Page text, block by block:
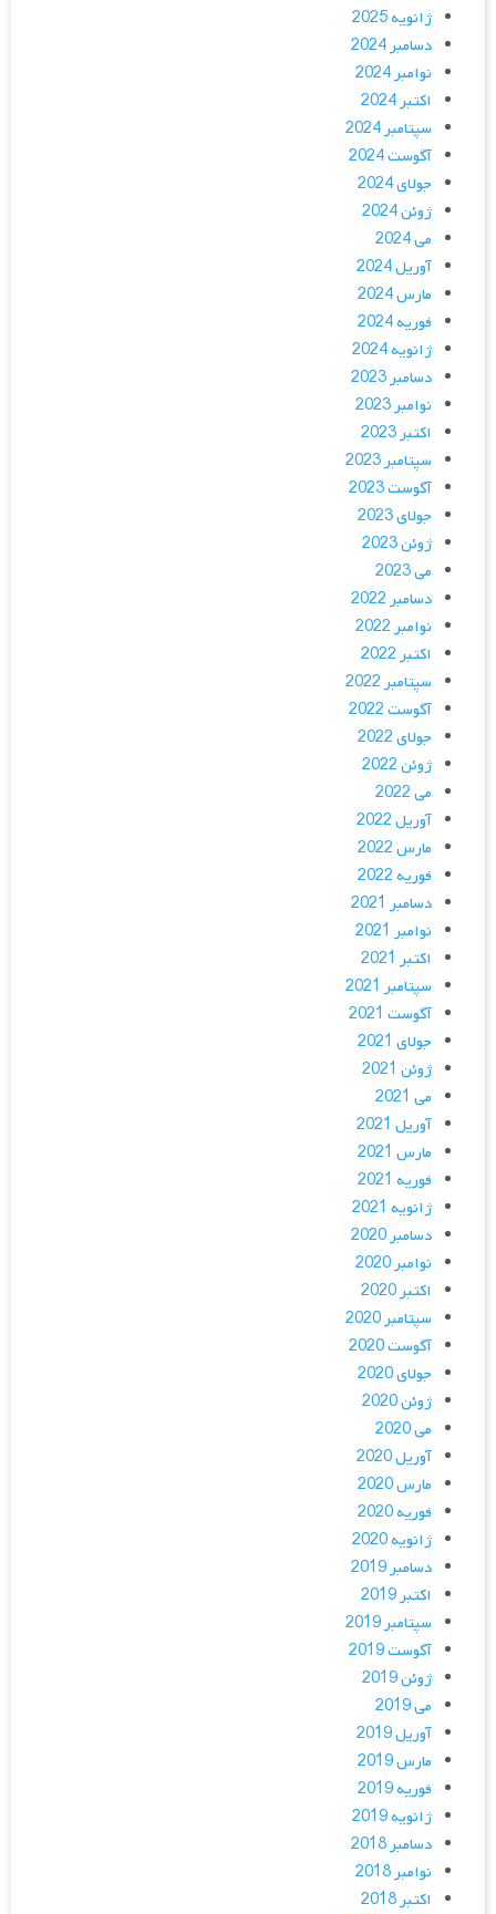
ژانویه 2025
دسامبر 2024
نوامبر 2024
اکتبر 2024
سپتامبر 2024
آگوست 2024
جولای 2024
ژوئن 2024
می 2024
آوریل 2024
مارس 2024
فوریه 2024
ژانویه 2024
دسامبر 2023
نوامبر 2023
اکتبر 2023
سپتامبر 2023
آگوست 2023
جولای 2023
ژوئن 2023
می 2023
دسامبر 2022
نوامبر 2022
اکتبر 2022
سپتامبر 2022
آگوست 2022
جولای 2022
ژوئن 2022
می 2022
آوریل 2022
مارس 2022
فوریه 2022
دسامبر 2021
نوامبر 2021
اکتبر 2021
سپتامبر 2021
آگوست 2021
جولای 2021
ژوئن 2021
می 2021
آوریل 2021
مارس 2021
فوریه 2021
ژانویه 2021
دسامبر 2020
نوامبر 2020
اکتبر 2020
سپتامبر 2020
آگوست 2020
جولای 2020
ژوئن 2020
می 2020
آوریل 2020
مارس 2020
فوریه 2020
ژانویه 2020
دسامبر 2019
اکتبر 2019
سپتامبر 2019
آگوست 2019
ژوئن 2019
می 2019
آوریل 2019
مارس 2019
فوریه 2019
ژانویه 2019
دسامبر 2018
نوامبر 2018
اکتبر 2018